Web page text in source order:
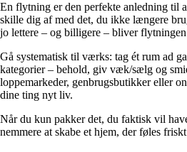
En flytning er den perfekte anledning til
skille dig af med det, du ikke længere
jo lettere – og billigere – bliver
Gå systematisk til værks: tag ét rum ad
kategorier – behold, giv væk/sælg og
loppemarkeder, genbrugsbutikker eller
dine ting nyt liv.
Når du kun pakker det, du faktisk vil
nemmere at skabe et hjem, der føles